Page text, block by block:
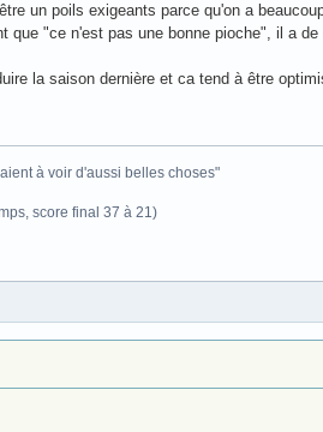
un poils exigeants parce qu'on a
"ce n'est pas une bonne pioche", il a
la saison dernière et ca tend à être
à voir d'aussi belles choses"
score final 37 à 21)